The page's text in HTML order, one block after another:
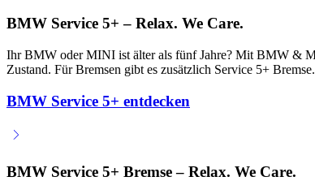
BMW Service 5+ – Relax. We Care.
Ihr BMW oder MINI ist älter als fünf Jahre? Mit BMW &
Zustand. Für Bremsen gibt es zusätzlich Service 5+ Bremse.
BMW Service 5+ entdecken
BMW Service 5+ Bremse – Relax. We Care.